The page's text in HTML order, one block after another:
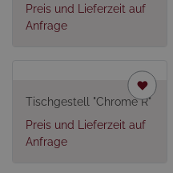
Preis und Lieferzeit auf
Anfrage
Tischgestell "Chrome R"
Preis und Lieferzeit auf
Anfrage